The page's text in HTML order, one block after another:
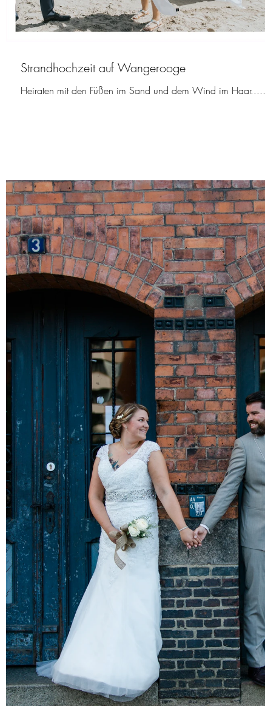
Strandhochzeit auf Wangerooge
Heiraten mit den Füßen im Sand und dem Wind im Haar.....